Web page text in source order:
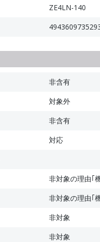
ZE4LN-140
非含有
対象外
非含有
対応
非対象の理由｢
非対象の理由｢
非対象
非対象